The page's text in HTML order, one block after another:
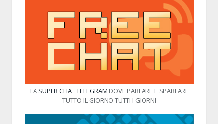
LA SUPER CHAT TELEGRAM DOVE PARLARE E SPARLARE
TUTTO IL GIORNO TUTTI I GIORNI